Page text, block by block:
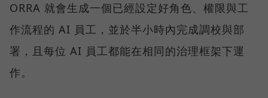
ORRA 就會生成一個已經設定好角色、權限與工
作流程的 AI 員工，並於半小時內完成調校與部
署，且每位 AI 員工都能在相同的治理框架下運
作。